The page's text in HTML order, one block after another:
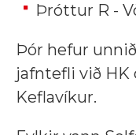
Þróttur R -
Þór hefur
jafntefli við HK
Keflavíkur.